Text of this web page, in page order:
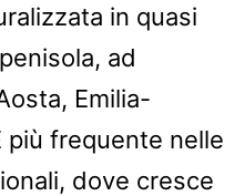
in quasi
ad
Emilia-
più frequente nelle
dove cresce